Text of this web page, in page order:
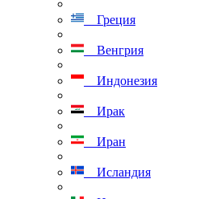
Греция
Венгрия
Индонезия
Ирак
Иран
Исландия